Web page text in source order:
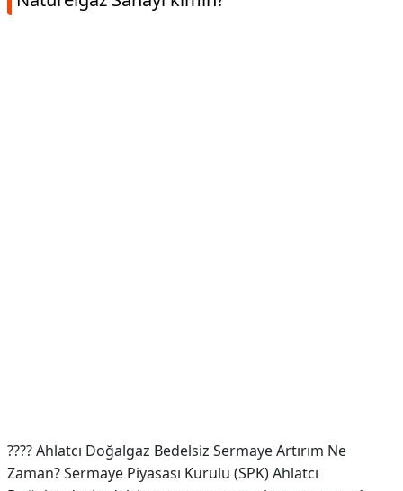
????︎ Ahlatcı Doğalgaz Bedelsiz Sermaye Artırım Ne
Zaman? Sermaye Piyasası Kurulu (SPK) Ahlatcı